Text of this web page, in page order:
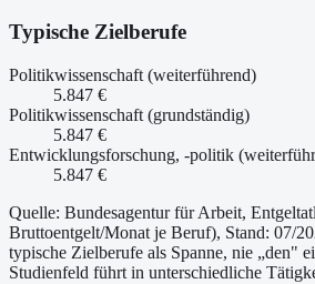
Typische Zielberufe
Politikwissenschaft (weiterführend)
5.847 €
Politikwissenschaft (grundständig)
5.847 €
Entwicklungsforschung, -politik
5.847 €
Quelle: Bundesagentur für Arbeit,
Bruttoentgelt/Monat je Beruf), Stand: 07/
typische Zielberufe als Spanne, nie „den"
Studienfeld führt in unterschiedliche